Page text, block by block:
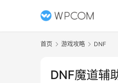
首页 游戏攻略 DNF
DNF魔道辅